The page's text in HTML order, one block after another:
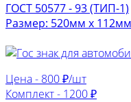
ГОСТ 50577 - 93 (ТИП-1)
Размер: 520мм х 112мм
Цена - 800 ₽/шт
Комплект - 1200 ₽